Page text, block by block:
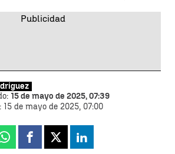
15 de mayo de 2025, 07:39
15 de mayo de 2025, 07:00
Whatsapp
Facebook
X Linkedin